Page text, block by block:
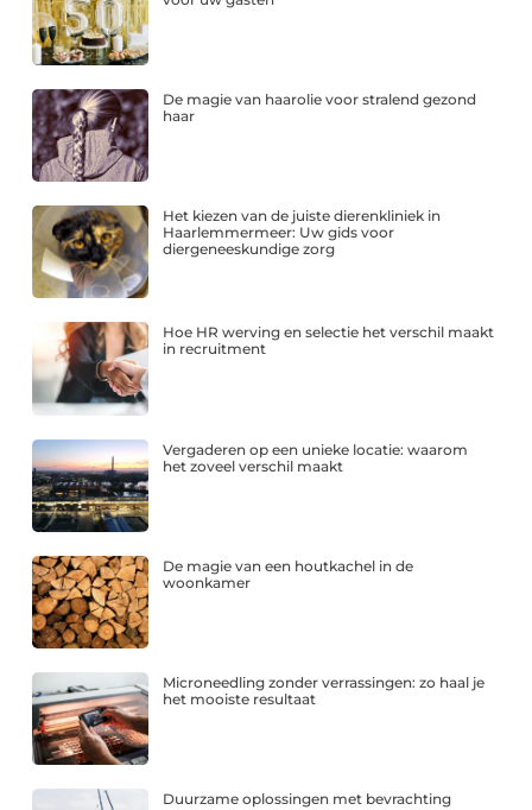
De magie van haarolie voor stralend gezond
haar
Het kiezen van de juiste dierenkliniek in
Haarlemmermeer: Uw gids voor
diergeneeskundige zorg
Hoe HR werving en selectie het verschil maakt
in recruitment
Vergaderen op een unieke locatie: waarom
het zoveel verschil maakt
De magie van een houtkachel in de
woonkamer
Microneedling zonder verrassingen: zo haal je
het mooiste resultaat
Duurzame oplossingen met bevrachting